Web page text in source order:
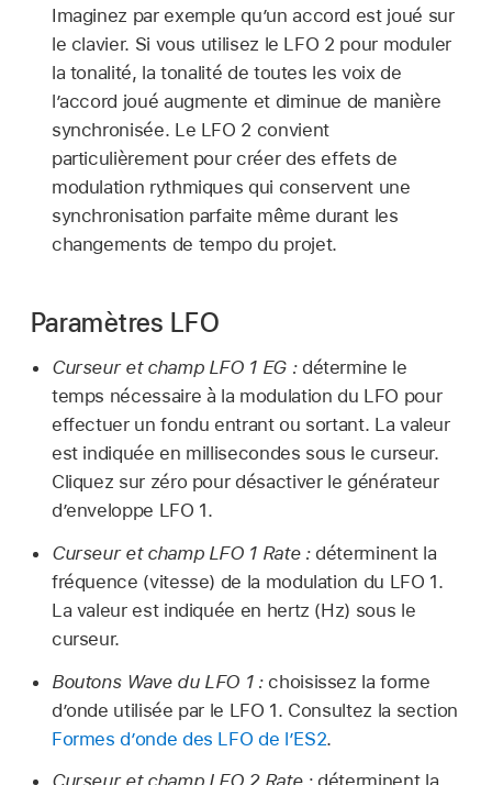
Imaginez par exemple qu’un accord est joué sur
le clavier. Si vous utilisez le LFO 2 pour moduler
la tonalité, la tonalité de toutes les voix de
l’accord joué augmente et diminue de manière
synchronisée. Le LFO 2 convient
particulièrement pour créer des effets de
modulation rythmiques qui conservent une
synchronisation parfaite même durant les
changements de tempo du projet.
Paramètres LFO
Curseur et champ LFO 1 EG :détermine le
temps nécessaire à la modulation du LFO pour
effectuer un fondu entrant ou sortant. La valeur
est indiquée en millisecondes sous le curseur.
Cliquez sur zéro pour désactiver le générateur
d’enveloppe LFO 1.
Curseur et champ LFO 1 Rate :déterminent la
fréquence (vitesse) de la modulation du LFO 1.
La valeur est indiquée en hertz (Hz) sous le
curseur.
Boutons Wave du LFO 1 :choisissez la forme
d’onde utilisée par le LFO 1. Consultez la section
Formes d’onde des LFO de l’ES2.